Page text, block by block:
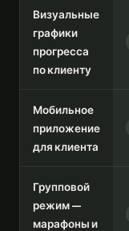
Визуальные
графики
прогресса
по клиенту
Мобильное
приложение
для клиента
Групповой
режим —
марафоны и